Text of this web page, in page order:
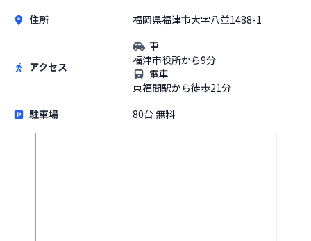
住所 福岡県福津市大字八並1488-1
アクセス
車
福津市役所から9分
電車
東福間駅から徒歩21分
駐車場
80台 無料